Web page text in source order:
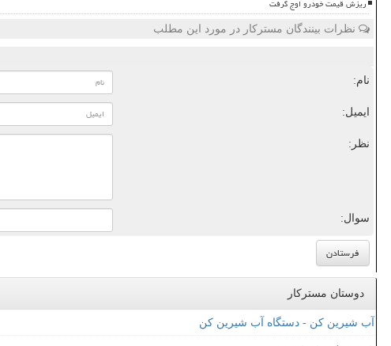
ریزش قیمت خودرو اوج گرفت
نظرات بینندگان مسترکار در مورد این مطلب
نام:
ایمیل:
نظر:
سوال:
دوستان مسترکار
آب شیرین کن - دستگاه آب شیرین کن